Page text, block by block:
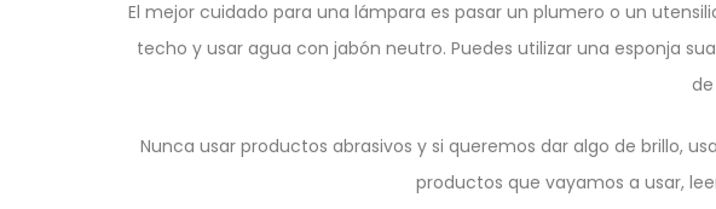
El mejor cuidado para una lámpara es pasar un plumero o un
techo y usar agua con jabón neutro. Puedes utilizar una esponja
Nunca usar productos abrasivos y si queremos dar algo de brillo,
productos que vayamos a usar,